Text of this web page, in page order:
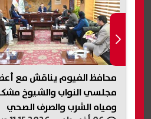
الري
استمرار تراجع سعر
تحت 50 جنيه